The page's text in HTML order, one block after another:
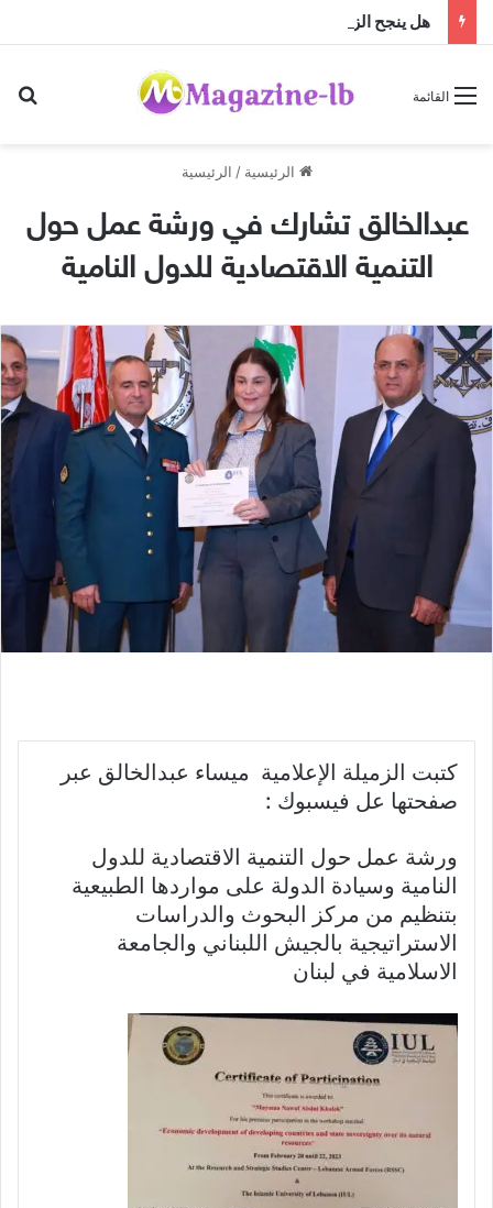
القائمة
الرئيسية / الرئيسية
عبدالخالق تشارك في ورشة عمل حول
التنمية الاقتصادية للدول النامية
كتبت الزميلة الإعلامية ميساء عبدالخالق عبر
صفحتها عل فيسبوك :
ورشة عمل حول التنمية الاقتصادية للدول
النامية وسيادة الدولة على مواردها الطبيعية
بتنظيم من مركز البحوث والدراسات
الاستراتيجية بالجيش اللبناني والجامعة
الاسلامية في لبنان